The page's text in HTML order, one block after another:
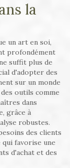
la
un art en soi,
profondément
suffit plus de
d'adopter des
sur un monde
outils comme
dans
grâce à
robustes.
des clients
qui favorise une
d'achat et des